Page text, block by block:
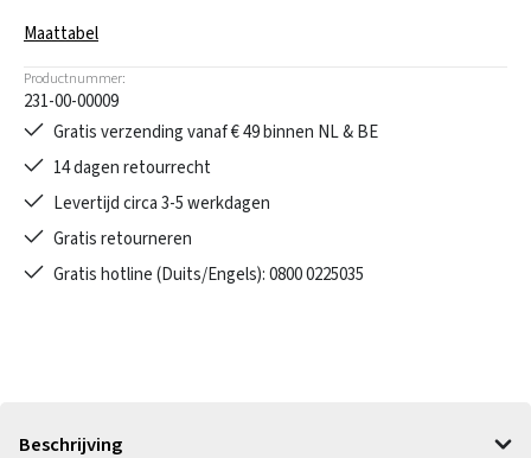
Maattabel
Productnummer:
231-00-00009
Gratis verzending vanaf € 49 binnen NL & BE
14 dagen retourrecht
Levertijd circa 3-5 werkdagen
Gratis retourneren
Gratis hotline (Duits/Engels): 0800 0225035
Beschrijving